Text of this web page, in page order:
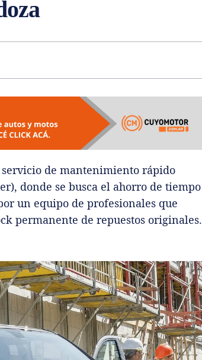
de mantenimiento rápido
donde se busca el ahorro de tiempo
un equipo de profesionales que
permanente de repuestos originales.